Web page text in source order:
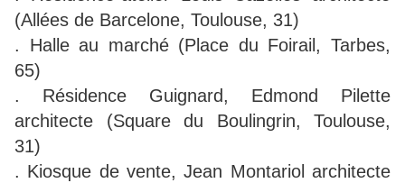
(Allées de Barcelone, Toulouse, 31)
. Halle au marché (Place du Foirail, Tarbes,
65)
. Résidence Guignard, Edmond Pilette
architecte (Square du Boulingrin, Toulouse,
31)
. Kiosque de vente, Jean Montariol architecte